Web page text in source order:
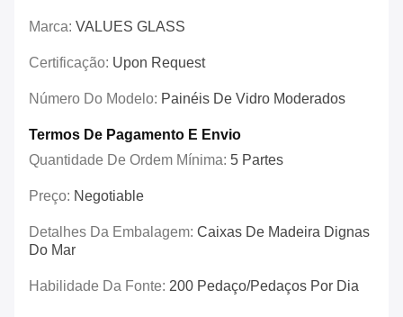
Marca: VALUES GLASS
Certificação: Upon Request
Número Do Modelo: Painéis De Vidro Moderados
Termos De Pagamento E Envio
Quantidade De Ordem Mínima: 5 Partes
Preço: Negotiable
Detalhes Da Embalagem: Caixas De Madeira Dignas
Do Mar
Habilidade Da Fonte: 200 Pedaço/pedaços Por Dia